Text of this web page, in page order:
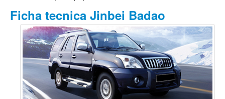
Ficha tecnica Jinbei Badao